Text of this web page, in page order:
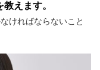
えます。
ければならないこと